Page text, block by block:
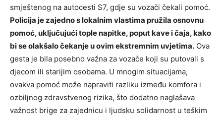
smještenog na autocesti S7, gdje su vozači čekali pomoć.
Policija je zajedno s lokalnim vlastima pružila osnovnu
pomoć, uključujući tople napitke, poput kave i čaja, kako
bi se olakšalo čekanje u ovim ekstremnim uvjetima. Ova
gesta je bila posebno važna za vozače koji su putovali s
djecom ili starijim osobama. U mnogim situacijama,
ovakva pomoć može napraviti razliku između komfora i
ozbiljnog zdravstvenog rizika, što dodatno naglašava
važnost brige za zajednicu i ljudsku solidarnost u teškim